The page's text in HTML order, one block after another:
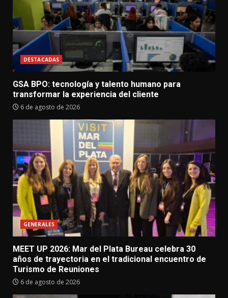
DESTACADAS
GSA BPO: tecnología y talento humano para
transformar la experiencia del cliente
6 de agosto de 2026
GENERALES
MEET UP 2026: Mar del Plata Bureau celebra 30
años de trayectoria en el tradicional encuentro de
Turismo de Reuniones
6 de agosto de 2026